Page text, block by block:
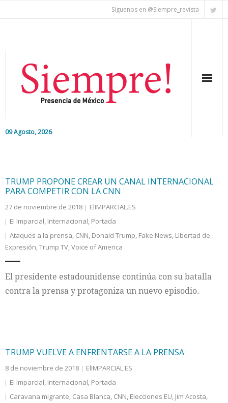
Síguenos en @Siempre_revista
09 Agosto, 2026
Colaboradores
Internacional
Cultura
TRUMP PROPONE CREAR UN CANAL INTERNACIONAL
PARA COMPETIR CON LA CNN
27 de noviembre de 2018
ElIMPARCIAL.ES
El Imparcial, Internacional, Portada
Ataques a la prensa, CNN, Donald Trump, Fake News, Libertad de
Expresión,Trump TV,Voice of America
El presidente estadounidense continúa con su batalla
contra la prensa y protagoniza un nuevo episodio.
TRUMP VUELVE A ENFRENTARSE A LA PRENSA
8 de noviembre de 2018
ElIMPARCIAL.ES
El Imparcial, Internacional, Portada
Caravana migrante, Casa Blanca, CNN, Elecciones EU, Jim Acosta,